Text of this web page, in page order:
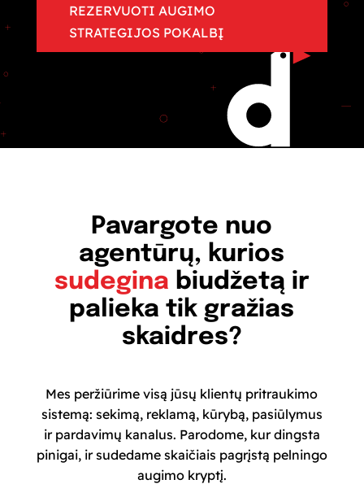
REZERVUOTI AUGIMO
STRATEGIJOS POKALBĮ
Pavargote nuo
agentūrų, kurios
sudegina biudžetą ir
palieka tik gražias
skaidres?
Mes peržiūrime visą jūsų klientų pritraukimo
sistemą: sekimą, reklamą, kūrybą, pasiūlymus
ir pardavimų kanalus. Parodome, kur dingsta
pinigai, ir sudedame skaičiais pagrįstą pelningo
augimo kryptį.